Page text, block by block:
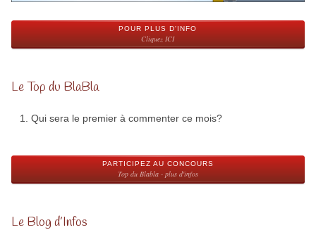
POUR PLUS D'INFO
Cliquez ICI
Le Top du BlaBla
Qui sera le premier à commenter ce mois?
PARTICIPEZ AU CONCOURS
Top du Blabla - plus d'infos
Le Blog d’Infos